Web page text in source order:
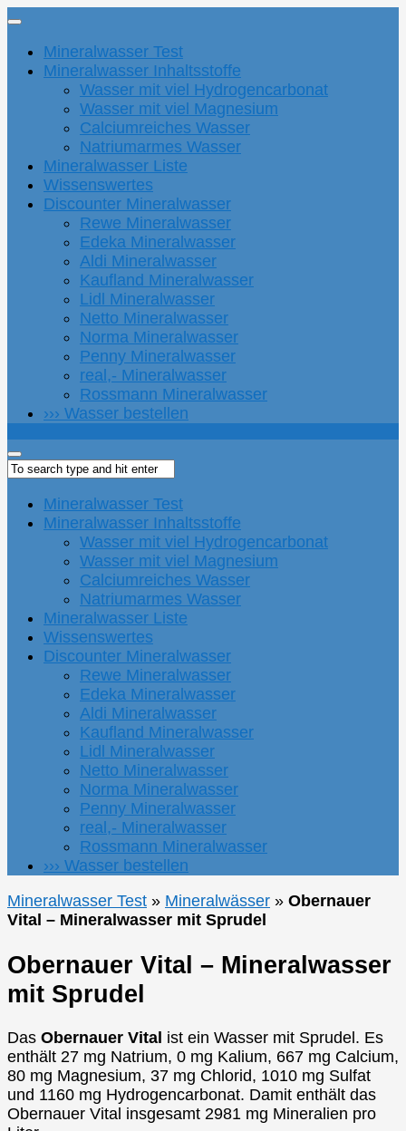
Mineralwasser Test
Mineralwasser Inhaltsstoffe
Wasser mit viel Hydrogencarbonat
Wasser mit viel Magnesium
Calciumreiches Wasser
Natriumarmes Wasser
Mineralwasser Liste
Wissenswertes
Discounter Mineralwasser
Rewe Mineralwasser
Edeka Mineralwasser
Aldi Mineralwasser
Kaufland Mineralwasser
Lidl Mineralwasser
Netto Mineralwasser
Norma Mineralwasser
Penny Mineralwasser
real,- Mineralwasser
Rossmann Mineralwasser
››› Wasser bestellen
Mineralwasser Test
Mineralwasser Inhaltsstoffe
Wasser mit viel Hydrogencarbonat
Wasser mit viel Magnesium
Calciumreiches Wasser
Natriumarmes Wasser
Mineralwasser Liste
Wissenswertes
Discounter Mineralwasser
Rewe Mineralwasser
Edeka Mineralwasser
Aldi Mineralwasser
Kaufland Mineralwasser
Lidl Mineralwasser
Netto Mineralwasser
Norma Mineralwasser
Penny Mineralwasser
real,- Mineralwasser
Rossmann Mineralwasser
››› Wasser bestellen
Mineralwasser Test » Mineralwässer » Obernauer
Vital – Mineralwasser mit Sprudel
Obernauer Vital – Mineralwasser
mit Sprudel
Das Obernauer Vital ist ein Wasser mit Sprudel. Es
enthält 27 mg Natrium, 0 mg Kalium, 667 mg Calcium,
80 mg Magnesium, 37 mg Chlorid, 1010 mg Sulfat
und 1160 mg Hydrogencarbonat. Damit enthält das
Obernauer Vital insgesamt 2981 mg Mineralien pro